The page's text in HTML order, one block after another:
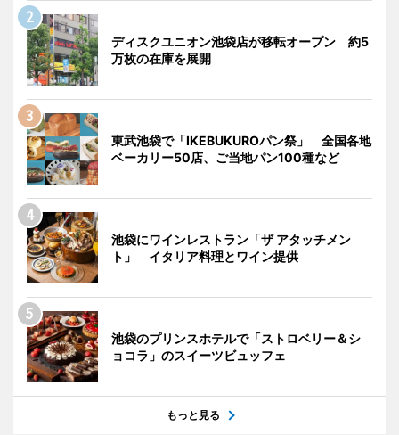
ディスクユニオン池袋店が移転オープン 約5
万枚の在庫を展開
東武池袋で「IKEBUKUROパン祭」 全国各地
ベーカリー50店、ご当地パン100種など
池袋にワインレストラン「ザ アタッチメン
ト」 イタリア料理とワイン提供
池袋のプリンスホテルで「ストロベリー＆シ
ョコラ」のスイーツビュッフェ
もっと見る